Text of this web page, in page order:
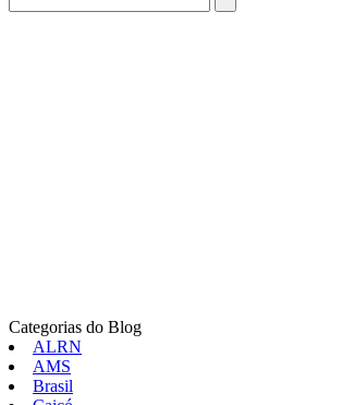
Categorias do Blog
ALRN
AMS
Brasil